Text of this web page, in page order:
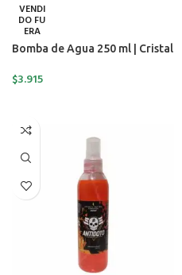
VENDI
DO FU
ERA
Bomba de Agua 250 ml | Cristal
$3.915